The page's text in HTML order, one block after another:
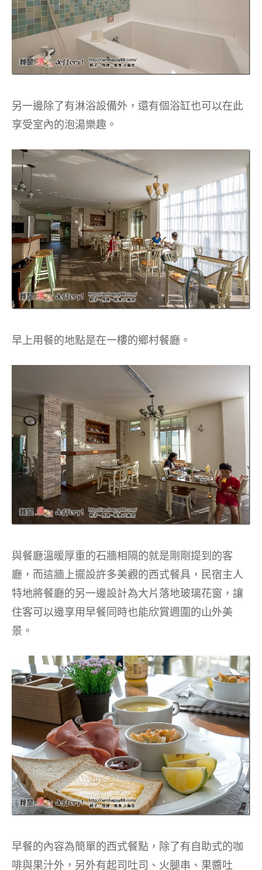
另一邊除了有淋浴設備外，還有個浴缸也可以在此
享受室內的泡湯樂趣。
早上用餐的地點是在一樓的鄉村餐廳。
與餐廳溫暖厚重的石牆相隔的就是剛剛提到的客
廳，而這牆上擺設許多美觀的西式餐具，民宿主人
特地將餐廳的另一邊設計為大片落地玻璃花窗，讓
住客可以邊享用早餐同時也能欣賞週圍的山外美
景。
早餐的內容為簡單的西式餐點，除了有自助式的咖
啡與果汁外，另外有起司吐司、火腿串、果醬吐